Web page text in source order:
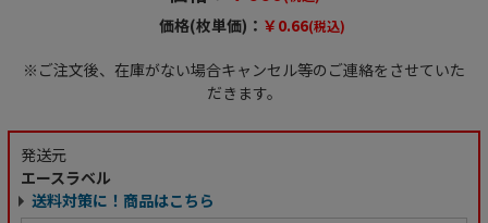
価格(枚単価)： ￥0.66(税込)
※ご注文後、在庫がない場合キャンセル等のご連絡をさせていた
だきます。
発送元
エースラベル
送料対策に！商品はこちら